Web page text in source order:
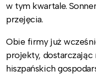
w tym kwartale.
przejęcia.
Obie firmy już
projekty, dostarczając
hiszpańskich